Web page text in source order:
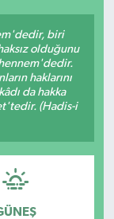
biri
olduğunu
haklarını
da hakka
(Hadis-i